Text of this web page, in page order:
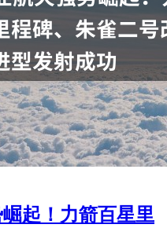
起！力箭百星里